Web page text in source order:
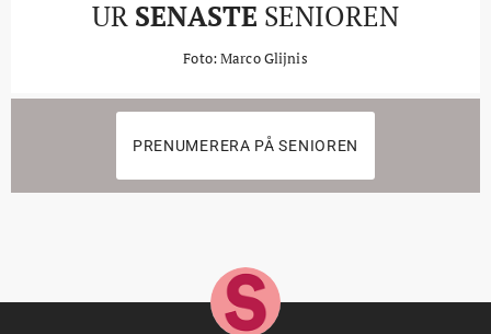
UR SENASTE SENIOREN
Foto: Marco Glijnis
PRENUMERERA PÅ SENIOREN